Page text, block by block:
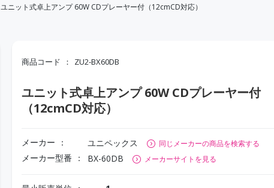
ユニット式卓上アンプ 60W CDプレーヤー付（12cmCD対応）
商品コード ZU2-BX60DB
ユニット式卓上アンプ 60W CDプレーヤー付
（12cmCD対応）
メーカー ユニペックス 同じメーカーの商品を検索する
メーカー型番 BX-60DB メーカーサイトを見る